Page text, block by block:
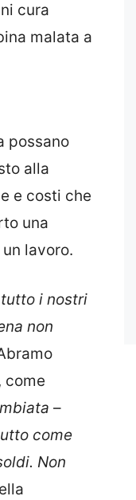
cura
malata a
possano
alla
e costi che
una
lavoro.
i nostri
non
come
–
come
Non